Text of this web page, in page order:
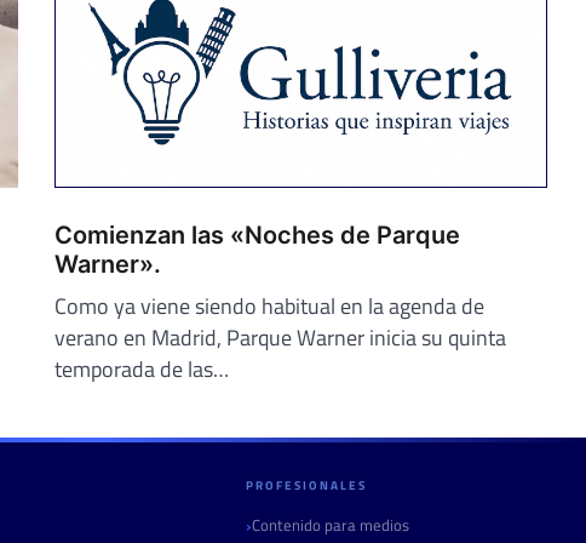
Comienzan las «Noches de Parque
Warner».
Como ya viene siendo habitual en la agenda de
verano en Madrid, Parque Warner inicia su quinta
temporada de las…
PROFESIONALES
Contenido para medios